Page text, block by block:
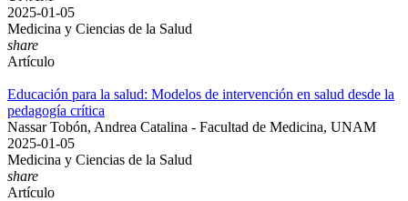
2025-01-05
Medicina y Ciencias de la Salud
share
Artículo
Educación para la salud: Modelos de intervención en salud desde la
pedagogía crítica
Nassar Tobón, Andrea Catalina - Facultad de Medicina, UNAM
2025-01-05
Medicina y Ciencias de la Salud
share
Artículo